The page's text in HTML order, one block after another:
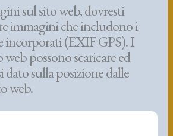
sul sito web, dovresti
immagini che includono i
incorporati (EXIF GPS). I
possono scaricare ed
dato sulla posizione dalle
web.